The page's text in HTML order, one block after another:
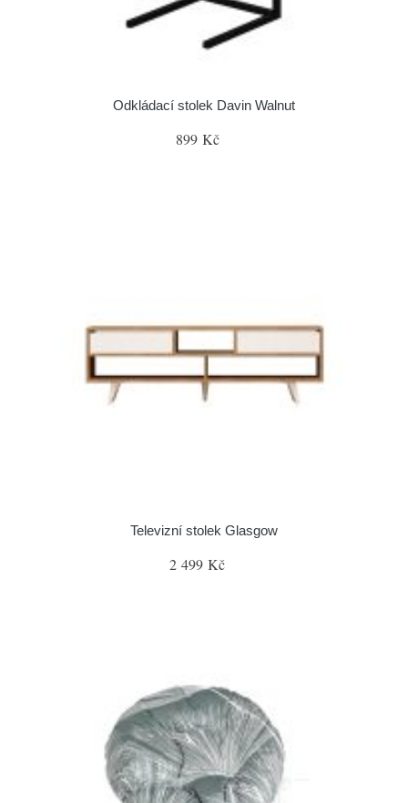
Odkládací stolek Davin Walnut
899 Kč
Televizní stolek Glasgow
2 499 Kč